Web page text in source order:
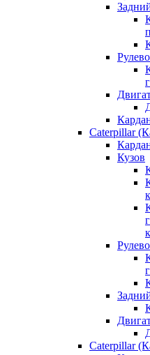
Caterpillar
Кузов
Caterpillar